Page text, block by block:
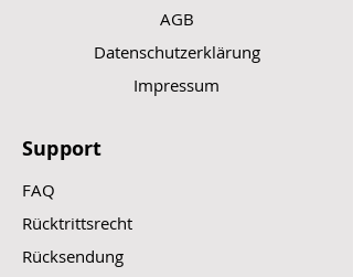
AGB
Datenschutzerklärung
Impressum
Support
FAQ
Rücktrittsrecht
Rücksendung